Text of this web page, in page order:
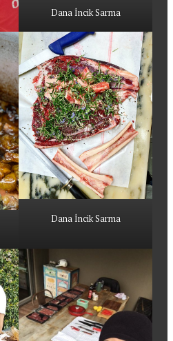
Dana İncik Sarma
Dana İncik Sarma